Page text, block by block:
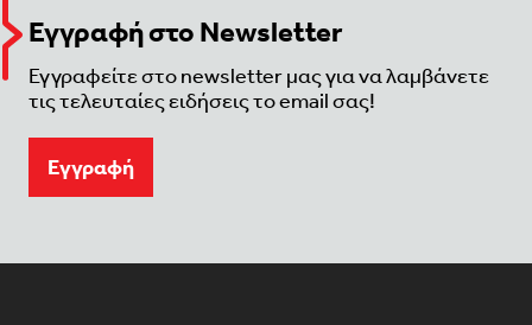
Εγγραφή στο Newsletter
Εγγραφείτε στο newsletter μας για να λαμβάνετε
τις τελευταίες ειδήσεις το email σας!
Eγγραφή